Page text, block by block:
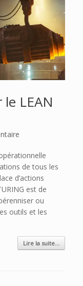
LEAN
de tous les
d’actions
est de
ou
outils et les
Lire la suite...